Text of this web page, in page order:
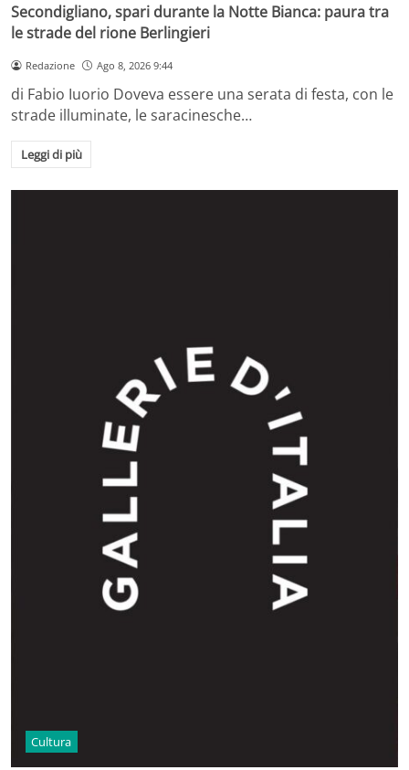
Secondigliano, spari durante la Notte Bianca: paura tra
le strade del rione Berlingieri
Redazione Ago 8, 2026 9:44
di Fabio Iuorio Doveva essere una serata di festa, con le
strade illuminate, le saracinesche…
Leggi di più
Cultura